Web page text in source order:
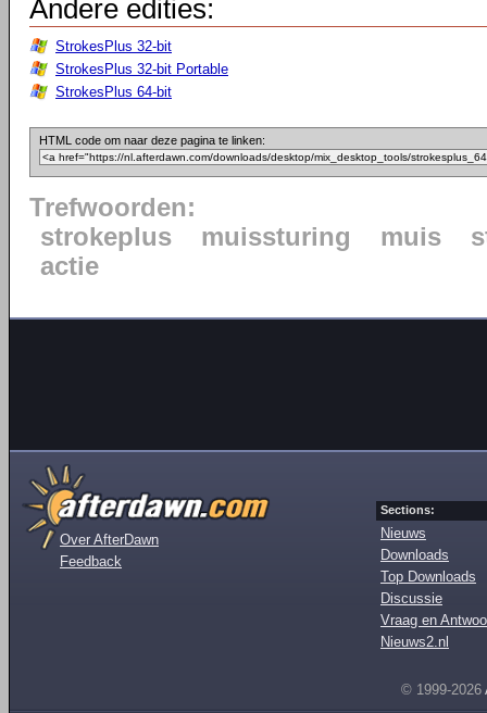
Andere edities:
StrokesPlus 32-bit
StrokesPlus 32-bit Portable
StrokesPlus 64-bit
HTML code om naar deze pagina te linken:
Trefwoorden:
strokeplus
muissturing muis
actie
Over AfterDawn
Feedback
Sections:
Nieuws
Downloads
Top Downloads
Discussie
Vraag en
Nieuws2.nl
© 1999-2026